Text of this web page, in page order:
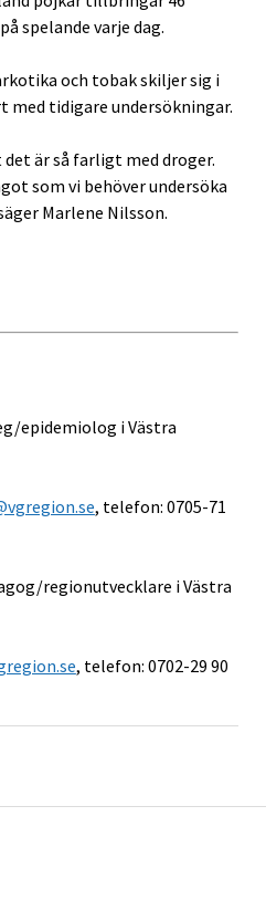
spelande varje dag.
och tobak skiljer sig i
tidigare undersökningar.
är så farligt med droger.
som vi behöver undersöka
Marlene Nilsson.
epidemiolog i Västra
, telefon: 0705-71
regionutvecklare i Västra
, telefon: 0702-29 90